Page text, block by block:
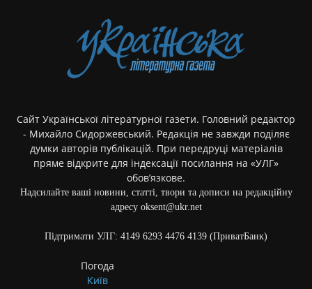
Сайт Української літературної газети. Головний редактор
- Михайло Сидоржевський. Редакція не завжди поділяє
думки авторів публікацій. При передруці матеріалів
пряме відкрите для індексації посилання на «УЛГ»
обов’язкове.
Надсилайте ваші новини, статті, твори та дописи на редакційну
адресу oksent@ukr.net
Підтримати УЛГ: 4149 6293 4476 4139 (ПриватБанк)
Погода
Київ